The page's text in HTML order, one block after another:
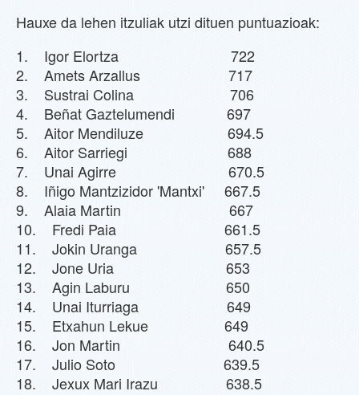
Hauxe da lehen itzuliak utzi dituen puntuazioak:
1. Igor Elortza 722
2. Amets Arzallus 717
3. Sustrai Colina 706
4. Beñat Gaztelumendi 697
5. Aitor Mendiluze 694.5
6. Aitor Sarriegi 688
7. Unai Agirre 670.5
8. Iñigo Mantzizidor 'Mantxi' 667.5
9. Alaia Martin 667
10. Fredi Paia 661.5
11. Jokin Uranga 657.5
12. Jone Uria 653
13. Agin Laburu 650
14. Unai Iturriaga 649
15. Etxahun Lekue 649
16. Jon Martin 640.5
17. Julio Soto 639.5
18. Jexux Mari Irazu 638.5